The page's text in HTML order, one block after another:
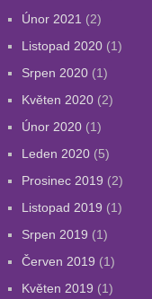
Únor 2021 (2)
Listopad 2020(1)
Srpen 2020(1)
Květen 2020(2)
Únor 2020(1)
Leden 2020(5)
Prosinec 2019 (2)
Listopad 2019 (1)
Srpen 2019 (1)
Červen 2019 (1)
Květen 2019 (1)